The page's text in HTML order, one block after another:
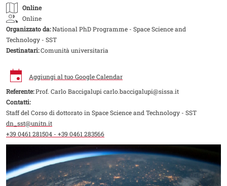
Online
Online
Organizzato da:National PhD Programme - Space Science and
Technology - SST
Destinatari:Comunità universitaria
Aggiungi al tuo Google Calendar
Referente:Prof. Carlo Baccigalupi carlo.baccigalupi@sissa.it
Contatti:
Staff del Corso di dottorato in Space Science and Technology - SST
dn_sst@unitn.it
+39 0461 281504 - +39 0461 283566